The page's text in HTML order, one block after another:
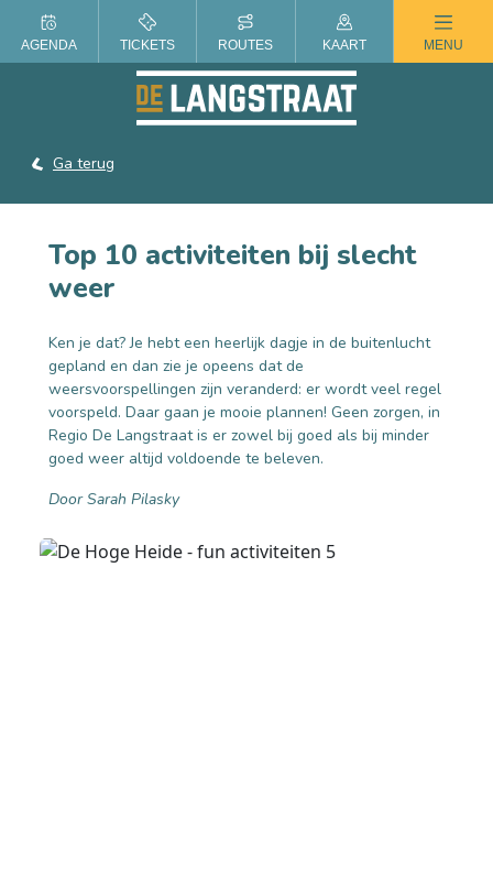
ZOMER IN DE LANGSTRAAT
Ga terug
Top 10 activiteiten bij slecht
weer
Ken je dat? Je hebt een heerlijk dagje in de buitenlucht
gepland en dan zie je opeens dat de
weersvoorspellingen zijn veranderd: er wordt veel regel
voorspeld. Daar gaan je mooie plannen! Geen zorgen, in
Regio De Langstraat is er zowel bij goed als bij minder
goed weer altijd voldoende te beleven.
Door Sarah Pilasky
AGENDA TICKETS ROUTES KAART MENU